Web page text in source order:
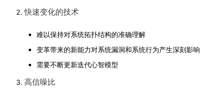
快速变化的技术
难以保持对系统拓扑结构的准确理解
变革带来的新能力对系统漏洞和系统行为产生深刻影响
需要不断更新迭代心智模型
高信噪比